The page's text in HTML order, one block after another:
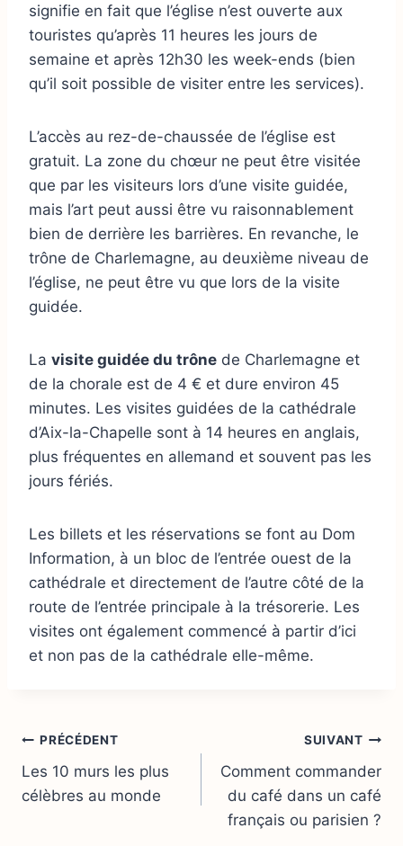
signifie en fait que l’église n’est ouverte aux
touristes qu’après 11 heures les jours de
semaine et après 12h30 les week-ends (bien
qu’il soit possible de visiter entre les services).
L’accès au rez-de-chaussée de l’église est
gratuit. La zone du chœur ne peut être visitée
que par les visiteurs lors d’une visite guidée,
mais l’art peut aussi être vu raisonnablement
bien de derrière les barrières. En revanche, le
trône de Charlemagne, au deuxième niveau de
l’église, ne peut être vu que lors de la visite
guidée.
La visite guidée du trône de Charlemagne et
de la chorale est de 4 € et dure environ 45
minutes. Les visites guidées de la cathédrale
d’Aix-la-Chapelle sont à 14 heures en anglais,
plus fréquentes en allemand et souvent pas les
jours fériés.
Les billets et les réservations se font au Dom
Information, à un bloc de l’entrée ouest de la
cathédrale et directement de l’autre côté de la
route de l’entrée principale à la trésorerie. Les
visites ont également commencé à partir d’ici
et non pas de la cathédrale elle-même.
Navigation
de
PRÉCÉDENT
Les 10 murs les plus
célèbres au monde
SUIVANT
Comment commander
du café dans un café
français ou parisien ?